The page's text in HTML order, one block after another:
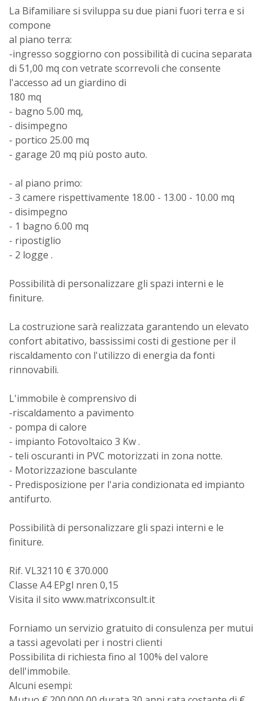
La Bifamiliare si sviluppa su due piani fuori terra e si
compone
al piano terra:
-ingresso soggiorno con possibilità di cucina separata
di 51,00 mq con vetrate scorrevoli che consente
l'accesso ad un giardino di
180 mq
- bagno 5.00 mq,
- disimpegno
- portico 25.00 mq
- garage 20 mq più posto auto.
- al piano primo:
- 3 camere rispettivamente 18.00 - 13.00 - 10.00 mq
- disimpegno
- 1 bagno 6.00 mq
- ripostiglio
- 2 logge .
Possibilità di personalizzare gli spazi interni e le
finiture.
La costruzione sarà realizzata garantendo un elevato
confort abitativo, bassissimi costi di gestione per il
riscaldamento con l'utilizzo di energia da fonti
rinnovabili.
L'immobile è comprensivo di
-riscaldamento a pavimento
- pompa di calore
- impianto Fotovoltaico 3 Kw .
- teli oscuranti in PVC motorizzati in zona notte.
- Motorizzazione basculante
- Predisposizione per l'aria condizionata ed impianto
antifurto.
Possibilità di personalizzare gli spazi interni e le
finiture.
Rif. VL32110 € 370.000
Classe A4 EPgl nren 0,15
Visita il sito www.matrixconsult.it
Forniamo un servizio gratuito di consulenza per mutui
a tassi agevolati per i nostri clienti
Possibilita di richiesta fino al 100% del valore
dell'immobile.
Alcuni esempi: